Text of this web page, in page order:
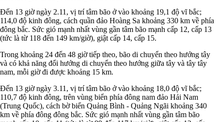
Đến 13 giờ ngày 2.11, vị trí tâm bão ở vào khoảng 19,1 độ vĩ bắc;
114,0 độ kinh đông, cách quần đảo Hoàng Sa khoảng 330 km về phía
đông bắc. Sức gió mạnh nhất vùng gần tâm bão mạnh cấp 12, cấp 13
(tức là từ 118 đến 149 km/giờ), giật cấp 14, cấp 15.
Trong khoảng 24 đến 48 giờ tiếp theo, bão di chuyển theo hướng tây
và có khả năng đổi hướng di chuyển theo hướng giữa tây và tây tây
nam, mỗi giờ đi được khoảng 15 km.
Đến 13 giờ ngày 3.11, vị trí tâm bão ở vào khoảng 18,0 độ vĩ bắc;
110,7 độ kinh đông, trên vùng biển phía đông nam đảo Hải Nam
(Trung Quốc), cách bờ biển Quảng Bình - Quảng Ngãi khoảng 340
km về phía đông đông bắc. Sức gió mạnh nhất vùng gần tâm bão